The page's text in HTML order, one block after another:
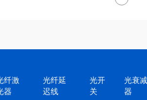
纤激
器
光纤延
迟线
光开
关
光衰减
器